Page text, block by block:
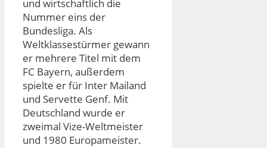
und wirtschaftlich die
Nummer eins der
Bundesliga. Als
Weltklassestürmer gewann
er mehrere Titel mit dem
FC Bayern, außerdem
spielte er für Inter Mailand
und Servette Genf. Mit
Deutschland wurde er
zweimal Vize-Weltmeister
und 1980 Europameister.